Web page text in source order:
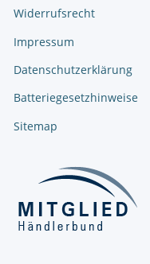
Widerrufsrecht
Impressum
Datenschutzerklärung
Batteriegesetzhinweise
Sitemap